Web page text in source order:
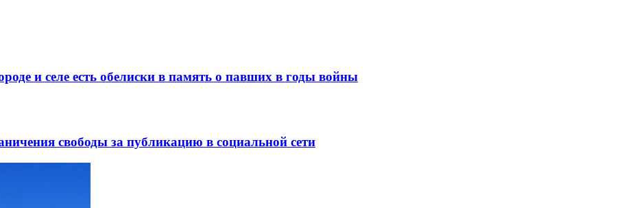
и селе есть обелиски в память о павших в годы войны
свободы за публикацию в социальной сети